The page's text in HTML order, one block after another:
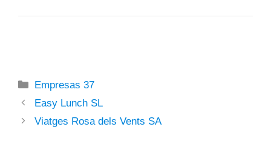
Categorías
Empresas 37
Easy Lunch SL
Viatges Rosa dels Vents SA